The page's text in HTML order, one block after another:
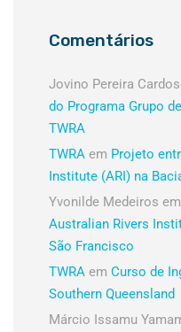
Comentários
Jovino Pereira
do Programa Grupo
TWRA
TWRA em Projeto
Institute (ARI) na
Yvonilde Medeiros em
Australian Rivers
São Francisco
TWRA em Curso de
Southern Queensland
Márcio Issamu